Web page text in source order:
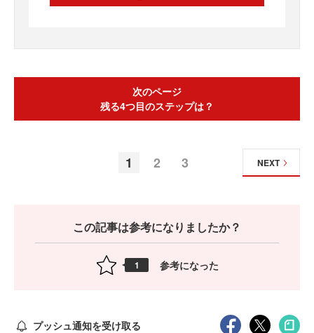
次のページ
残る4つ目のステップは？
1 2 3 NEXT
この記事は参考になりましたか？
1 参考になった
プッシュ通知を受け取る